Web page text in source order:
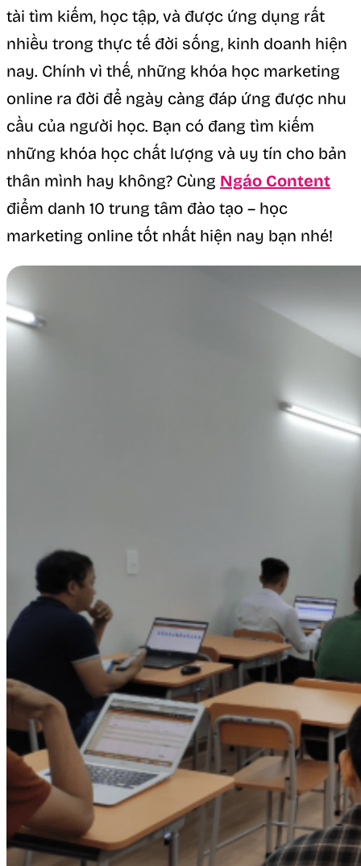
tài tìm kiếm, học tập, và được ứng dụng rất
nhiều trong thực tế đời sống, kinh doanh hiện
nay. Chính vì thế, những khóa học marketing
online ra đời để ngày càng đáp ứng được nhu
cầu của người học. Bạn có đang tìm kiếm
những khóa học chất lượng và uy tín cho bản
thân mình hay không? Cùng Ngáo Content
điểm danh 10 trung tâm đào tạo – học
marketing online tốt nhất hiện nay bạn nhé!